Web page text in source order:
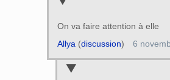
On va faire attention à elle
Allya (discussion) 6